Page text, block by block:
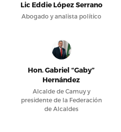
Lic Eddie López Serrano
Abogado y analista político
Hon. Gabriel “Gaby”
Hernández
Alcalde de Camuy y
presidente de la Federación
de Alcaldes